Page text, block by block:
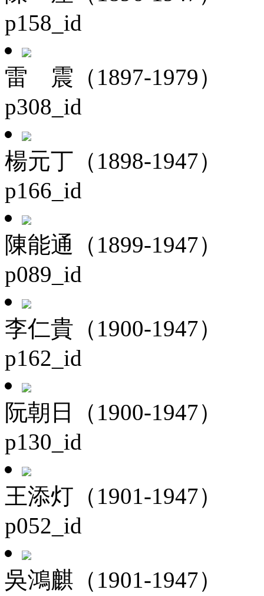
p158_id
雷 震（1897-1979）
p308_id
楊元丁（1898-1947）
p166_id
陳能通（1899-1947）
p089_id
李仁貴（1900-1947）
p162_id
阮朝日（1900-1947）
p130_id
王添灯（1901-1947）
p052_id
吳鴻麒（1901-1947）